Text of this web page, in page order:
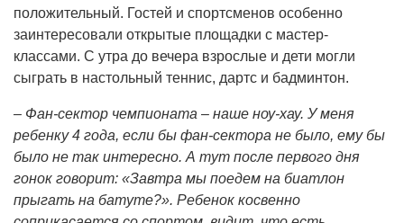
положительный. Гостей и спортсменов особенно
заинтересовали открытые площадки с мастер-
классами. С утра до вечера взрослые и дети могли
сыграть в настольный теннис, дартс и бадминтон.
– Фан-сектор чемпионата – наше ноу-хау. У меня
ребенку 4 года, если бы фан-сектора не было, ему бы
было не так интересно. А тут после первого дня
гонок говорит: «Завтра мы поедем на биатлон
прыгать на батуте?». Ребенок косвенно